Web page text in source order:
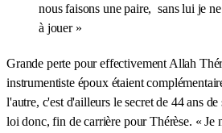
nous faisons une paire, sans lui je
à jouer »
Grande perte pour effectivement Allah
instrumentiste époux étaient
l'autre, c'est d'ailleurs le secret de 44 ans
loi donc, fin de carrière pour Thérèse. « Je